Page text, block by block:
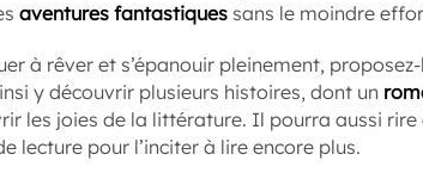
aventures fantastiques sans le moindre
à rêver et s’épanouir pleinement,
y découvrir plusieurs histoires, dont un
les joies de la littérature. Il pourra aussi
lecture pour l’inciter à lire encore plus.